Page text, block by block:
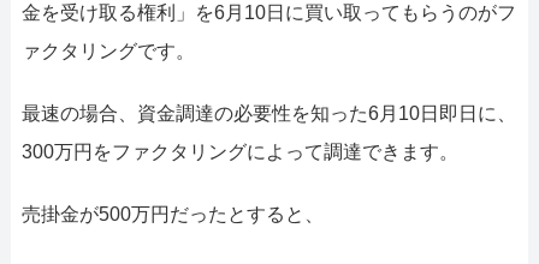
金を受け取る権利」を6月10日に買い取ってもらうのがフ
ァクタリングです。
最速の場合、資金調達の必要性を知った6月10日即日に、
300万円をファクタリングによって調達できます。
売掛金が500万円だったとすると、